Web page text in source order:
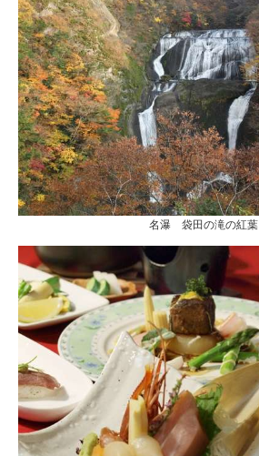
名瀑 袋田の滝の紅葉